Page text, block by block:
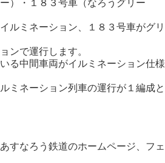
）・１８３号車（なろうグリー
ルミネーション、１８３号車がグリ
ンで運行します。
る中間車両がイルミネーション仕様
ミネーション列車の運行が１編成と
すなろう鉄道のホームページ、フェ